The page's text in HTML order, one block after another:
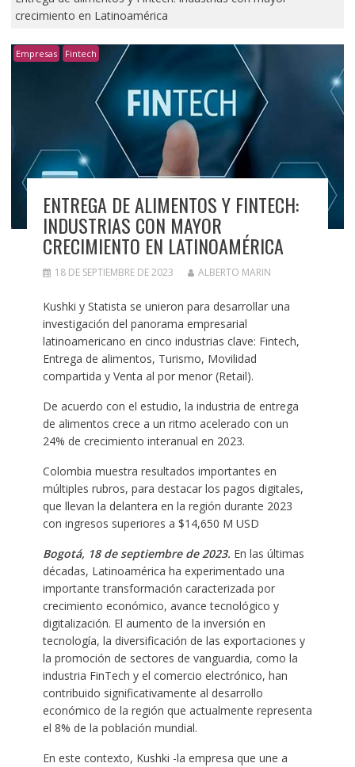
crecimiento en Latinoamérica
Empresas Fintech
ENTREGA DE ALIMENTOS Y FINTECH:
INDUSTRIAS CON MAYOR
CRECIMIENTO EN LATINOAMÉRICA
18 DE SEPTIEMBRE DE 2023 ALBERTO MARIN
Kushki y Statista se unieron para desarrollar una
investigación del panorama empresarial
latinoamericano en cinco industrias clave: Fintech,
Entrega de alimentos, Turismo, Movilidad
compartida y Venta al por menor (Retail).
De acuerdo con el estudio, la industria de entrega
de alimentos crece a un ritmo acelerado con un
24% de crecimiento interanual en 2023.
Colombia muestra resultados importantes en
múltiples rubros, para destacar los pagos digitales,
que llevan la delantera en la región durante 2023
con ingresos superiores a $14,650 M USD
Bogotá, 18 de septiembre de 2023. En las últimas
décadas, Latinoamérica ha experimentado una
importante transformación caracterizada por
crecimiento económico, avance tecnológico y
digitalización. El aumento de la inversión en
tecnología, la diversificación de las exportaciones y
la promoción de sectores de vanguardia, como la
industria FinTech y el comercio electrónico, han
contribuido significativamente al desarrollo
económico de la región que actualmente representa
el 8% de la población mundial.
En este contexto, Kushki -la empresa que une a